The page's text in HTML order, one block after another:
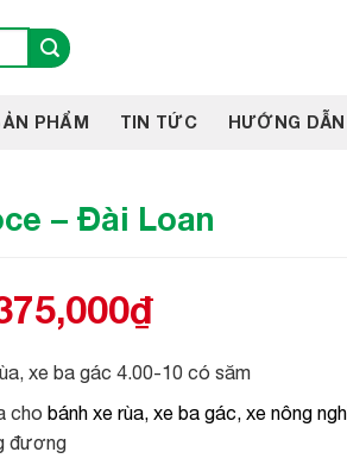
PHẨM TIN TỨC HƯỚNG DẪN
– Đài Loan
₫
xe ba gác 4.00-10 có săm
chobánh xe rùa, xe ba gác, xe nông
đương